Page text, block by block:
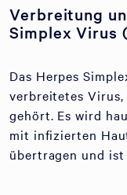
Verbreitung
Simplex Virus
Das Herpes
verbreitetes Virus,
gehört. Es wird
mit infizierten
übertragen und